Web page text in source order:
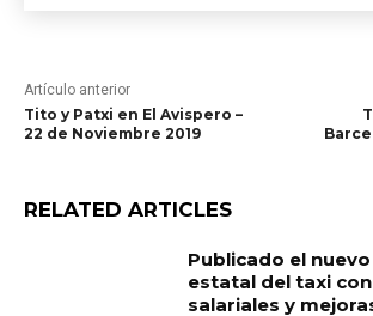
Artículo anterior
Tito y Patxi en El Avispero –
22 de Noviembre 2019
RELATED ARTICLES
Publicado el
estatal del taxi
salariales y